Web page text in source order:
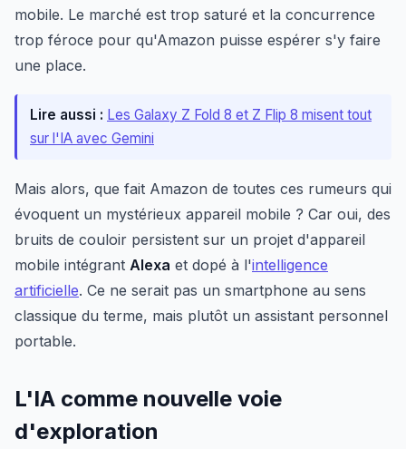
mobile. Le marché est trop saturé et la concurrence
trop féroce pour qu'Amazon puisse espérer s'y faire
une place.
Lire aussi : Les Galaxy Z Fold 8 et Z Flip 8 misent tout
sur l'IA avec Gemini
Mais alors, que fait Amazon de toutes ces rumeurs qui
évoquent un mystérieux appareil mobile ? Car oui, des
bruits de couloir persistent sur un projet d'appareil
mobile intégrant Alexa et dopé à l'intelligence
artificielle. Ce ne serait pas un smartphone au sens
classique du terme, mais plutôt un assistant personnel
portable.
L'IA comme nouvelle voie
d'exploration